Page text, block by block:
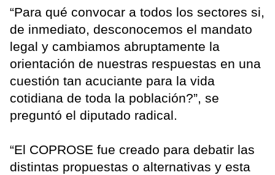
“Para qué convocar a todos los sectores si,
de inmediato, desconocemos el mandato
legal y cambiamos abruptamente la
orientación de nuestras respuestas en una
cuestión tan acuciante para la vida
cotidiana de toda la población?”, se
preguntó el diputado radical.
“El COPROSE fue creado para debatir las
distintas propuestas o alternativas y esta